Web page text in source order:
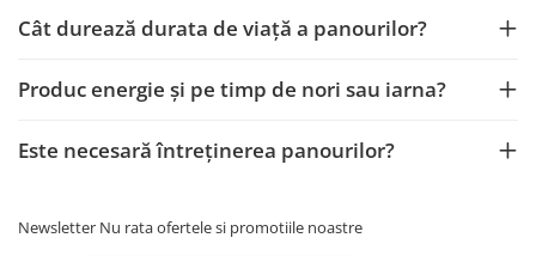
Tablou organizare santier echipat
Tablou organizare santier necablat
Tub flexibil dublu perete (corugata)
Protectie
Cât durează durata de viață a panourilor?
Produc energie și pe timp de nori sau iarna?
Este necesară întreținerea panourilor?
Newsletter Nu rata ofertele si promotiile noastre